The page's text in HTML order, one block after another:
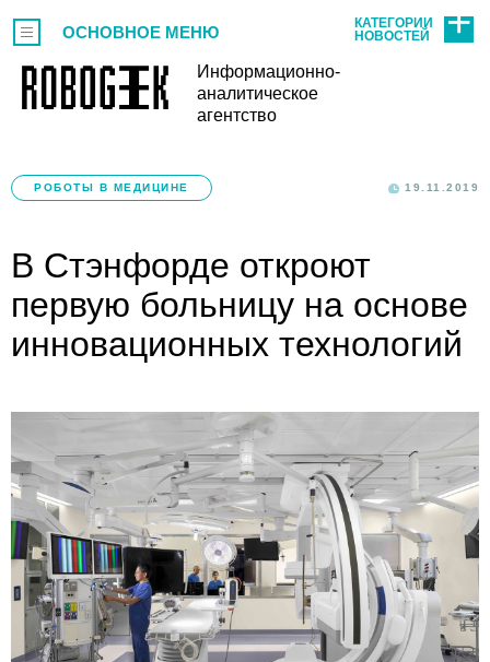
Информационно-
аналитическое
агентство
ОСНОВНОЕ МЕНЮ
КАТЕГОРИИ
НОВОСТЕЙ
РОБОТЫ В МЕДИЦИНЕ 19.11.2019
В Стэнфорде откроют
первую больницу на основе
инновационных технологий